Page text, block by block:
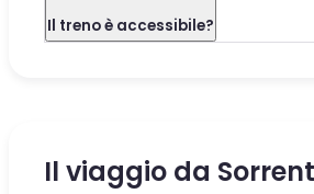
Il treno è accessibile?
Il viaggio da